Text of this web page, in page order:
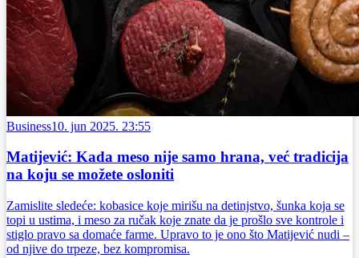
Business10. jun 2025. 23:55
Matijević: Kada meso nije samo hrana, već tradicija
na koju se možete osloniti
Zamislite sledeće: kobasice koje mirišu na detinjstvo, šunka koja se
topi u ustima, i meso za ručak koje znate da je prošlo sve kontrole i
stiglo pravo sa domaće farme. Upravo to je ono što Matijević nudi –
od njive do trpeze, bez kompromisa.